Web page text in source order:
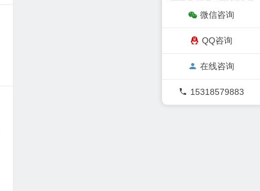
微信咨询
QQ咨询
在线咨询
15318579883